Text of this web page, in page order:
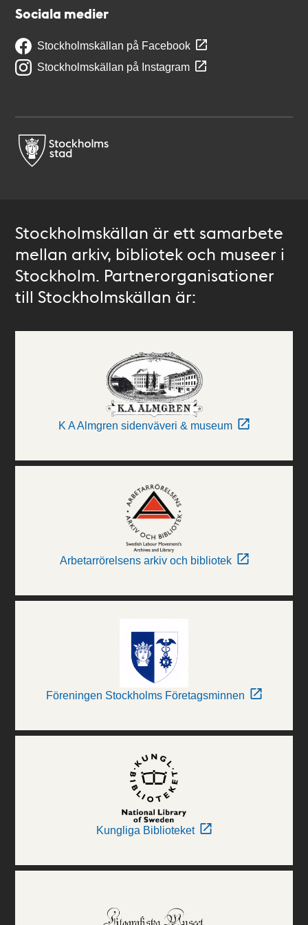
Sociala medier
Stockholmskällan på Facebook
Stockholmskällan på Instagram
Stockholmskällan är ett samarbete
mellan arkiv, bibliotek och museer i
Stockholm. Partnerorganisationer
till Stockholmskällan är:
K A Almgren sidenväveri & museum
Arbetarrörelsens arkiv och bibliotek
Föreningen Stockholms Företagsminnen
Kungliga Biblioteket